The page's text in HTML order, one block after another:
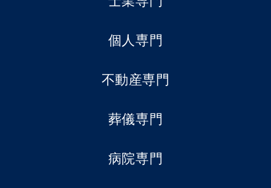
個人専門
不動産専門
葬儀専門
病院専門